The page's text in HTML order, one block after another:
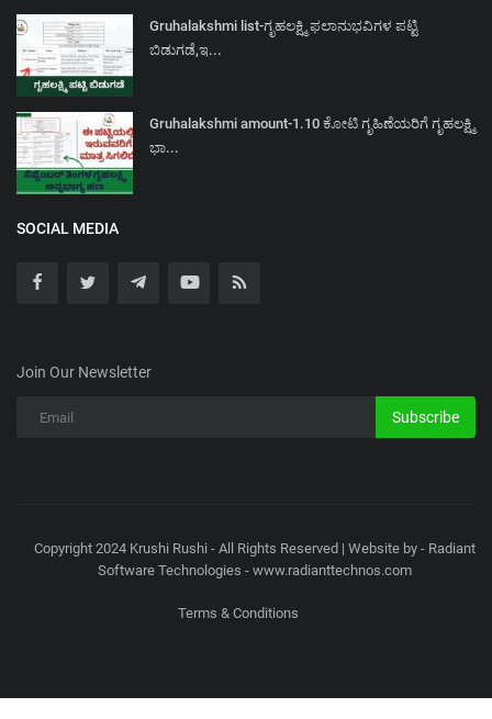
Gruhalakshmi list-ಗೃಹಲಕ್ಷ್ಮಿ ಫಲಾನುಭವಿಗಳ ಪಟ್ಟಿ
ಬಿಡುಗಡೆ,ಇ...
Gruhalakshmi amount-1.10 ಕೋಟಿ ಗೃಹಿಣೆಯರಿಗೆ ಗೃಹಲಕ್ಷ್ಮಿ
ಭಾ...
SOCIAL MEDIA
Join Our Newsletter
Subscribe
Copyright 2024 Krushi Rushi - All Rights Reserved | Website by - Radiant
Software Technologies - www.radianttechnos.com
Terms & Conditions